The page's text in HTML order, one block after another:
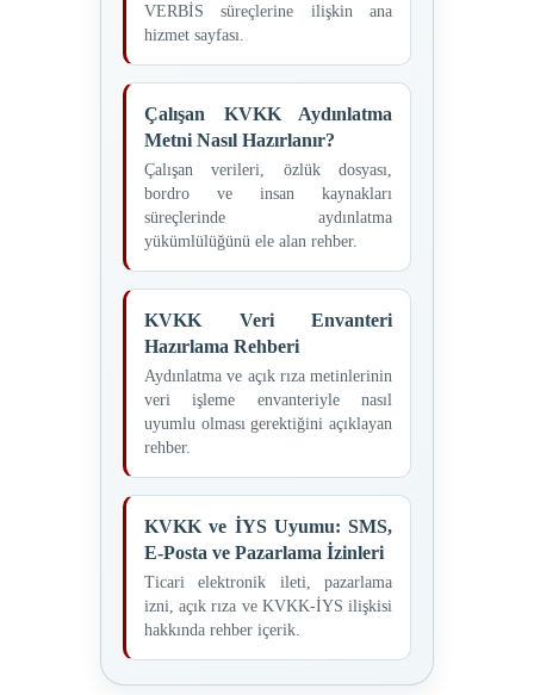
VERBİS süreçlerine ilişkin ana
hizmet sayfası.
Çalışan KVKK Aydınlatma
Metni Nasıl Hazırlanır?
Çalışan verileri, özlük dosyası,
bordro ve insan kaynakları
süreçlerinde aydınlatma
yükümlülüğünü ele alan rehber.
KVKK Veri Envanteri
Hazırlama Rehberi
Aydınlatma ve açık rıza metinlerinin
veri işleme envanteriyle nasıl
uyumlu olması gerektiğini açıklayan
rehber.
KVKK ve İYS Uyumu: SMS,
E-Posta ve Pazarlama İzinleri
Ticari elektronik ileti, pazarlama
izni, açık rıza ve KVKK-İYS ilişkisi
hakkında rehber içerik.